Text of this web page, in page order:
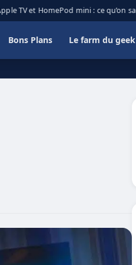
TV et HomePod mini : ce qu’on sait
Bons Plans Le farm du geek